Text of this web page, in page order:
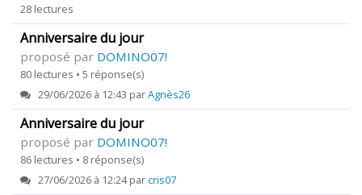
28 lectures
Anniversaire du jour
proposé par DOMINO07!
80 lectures • 5 réponse(s)
29/06/2026 à 12:43 parAgnès26
Anniversaire du jour
proposé par DOMINO07!
86 lectures • 8 réponse(s)
27/06/2026 à 12:24 parcris07